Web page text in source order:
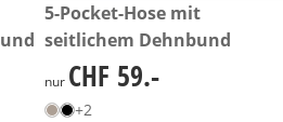
CHF 59.-
5-Pocket-Hose mit
seitlichem Dehnbund
CHF 59.-
nur CHF 59.-
+2